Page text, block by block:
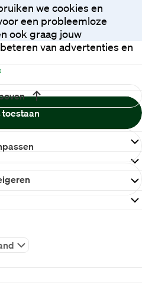
we cookies en
een probleemloze
ook graag jouw
van advertenties en
toestaan